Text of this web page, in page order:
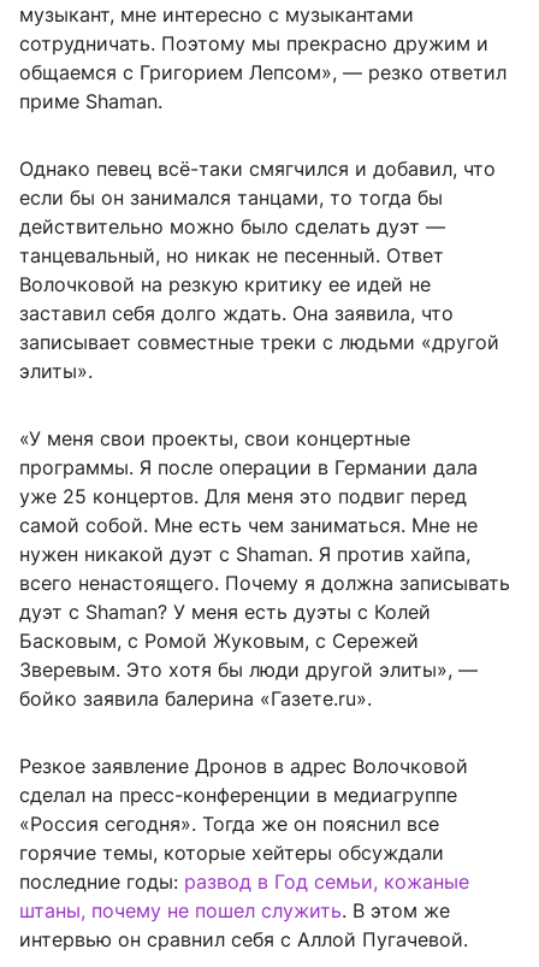
музыкант, мне интересно с музыкантами
сотрудничать. Поэтому мы прекрасно дружим и
общаемся с Григорием Лепсом», — резко ответил
приме Shaman.
Однако певец всё-таки смягчился и добавил, что
если бы он занимался танцами, то тогда бы
действительно можно было сделать дуэт —
танцевальный, но никак не песенный. Ответ
Волочковой на резкую критику ее идей не
заставил себя долго ждать. Она заявила, что
записывает совместные треки с людьми «другой
элиты».
«У меня свои проекты, свои концертные
программы. Я после операции в Германии дала
уже 25 концертов. Для меня это подвиг перед
самой собой. Мне есть чем заниматься. Мне не
нужен никакой дуэт с Shaman. Я против хайпа,
всего ненастоящего. Почему я должна записывать
дуэт с Shaman? У меня есть дуэты с Колей
Басковым, с Ромой Жуковым, с Сережей
Зверевым. Это хотя бы люди другой элиты», —
бойко заявила балерина «Газете.ru».
Резкое заявление Дронов в адрес Волочковой
сделал на пресс-конференции в медиагруппе
«Россия сегодня». Тогда же он пояснил все
горячие темы, которые хейтеры обсуждали
последние годы: развод в Год семьи, кожаные
штаны, почему не пошел служить. В этом же
интервью он сравнил себя с Аллой Пугачевой.